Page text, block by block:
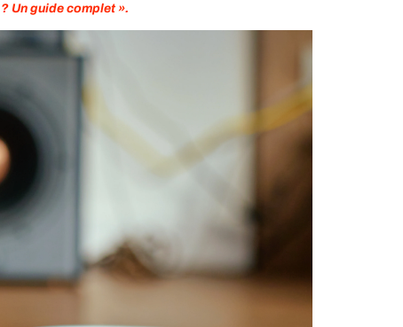
Un guide complet ».